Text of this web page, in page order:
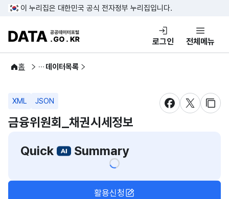
콘텐츠 바로가기
푸터 바로가기
이 누리집은 대한민국 공식 전자정부 누리집입니다.
DATA.GO.KR 공공데이터포털
로그인 전체메뉴
홈
공공데이터 데이터목록
XML JSON
새창 열림새창 열림
새창
금융위원회_채권시세정보
Quick
Summary
활용신청